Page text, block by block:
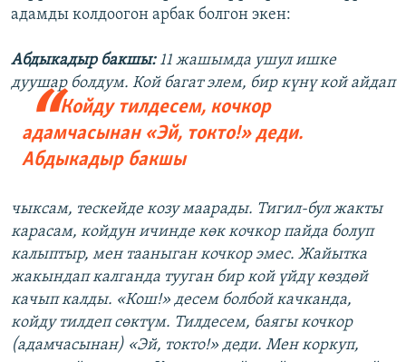
адамды колдоогон арбак болгон экен:
Абдыкадыр бакшы: 11 жашымда ушул ишке
дуушар болдум. Кой багат
Койду тилдесем, кочкор
адамчасынан «Эй, токто!» деди.
Абдыкадыр бакшы
элем, бир күнү кой айдап
чыксам, тескейде козу маарады. Тигил-бул жакты
карасам, койдун ичинде көк кочкор пайда болуп
калыптыр, мен тааныган кочкор эмес. Жайытка
жакындап калганда тууган бир кой үйдү көздөй
качып калды. «Кош!» десем болбой качканда,
койду тилдеп сөктүм. Тилдесем, баягы кочкор
(адамчасынан) «Эй, токто!» деди. Мен коркуп,